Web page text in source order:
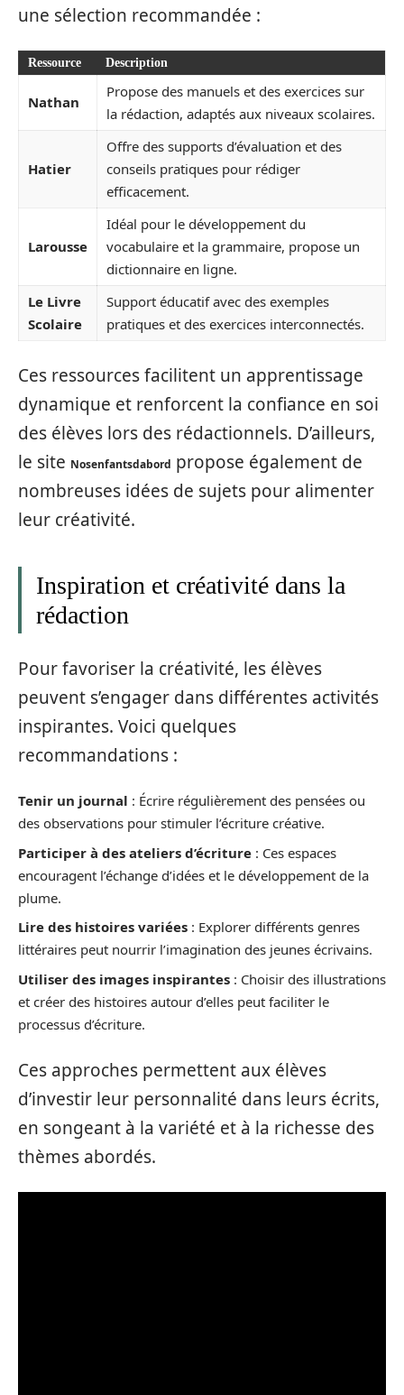
une sélection recommandée :
Ressource Description
Nathan
Propose des manuels et des exercices sur
la rédaction, adaptés aux niveaux scolaires.
Hatier
Offre des supports d’évaluation et des
conseils pratiques pour rédiger
efficacement.
Larousse
Idéal pour le développement du
vocabulaire et la grammaire, propose un
dictionnaire en ligne.
Le Livre
Scolaire
Support éducatif avec des exemples
pratiques et des exercices interconnectés.
Ces ressources facilitent un apprentissage
dynamique et renforcent la confiance en soi
des élèves lors des rédactionnels. D’ailleurs,
le site Nosenfantsdabord propose également de
nombreuses idées de sujets pour alimenter
leur créativité.
Inspiration et créativité dans la
rédaction
Pour favoriser la créativité, les élèves
peuvent s’engager dans différentes activités
inspirantes. Voici quelques
recommandations :
Tenir un journal : Écrire régulièrement des pensées ou
des observations pour stimuler l’écriture créative.
Participer à des ateliers d’écriture : Ces espaces
encouragent l’échange d’idées et le développement de la
plume.
Lire des histoires variées : Explorer différents genres
littéraires peut nourrir l’imagination des jeunes écrivains.
Utiliser des images inspirantes : Choisir des illustrations
et créer des histoires autour d’elles peut faciliter le
processus d’écriture.
Ces approches permettent aux élèves
d’investir leur personnalité dans leurs écrits,
en songeant à la variété et à la richesse des
thèmes abordés.